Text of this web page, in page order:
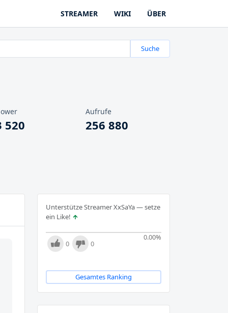
STREAMER WIKI ÜBER
Suche
520
Aufrufe
256 880
Unterstütze Streamer XxSaYa — setze
ein Like!
0.00%
0 0
Gesamtes Ranking